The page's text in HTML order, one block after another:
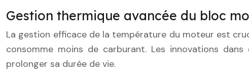
Gestion thermique avancée du bloc
La gestion efficace de la température du moteur est
consomme moins de carburant. Les innovations
prolonger sa durée de vie.